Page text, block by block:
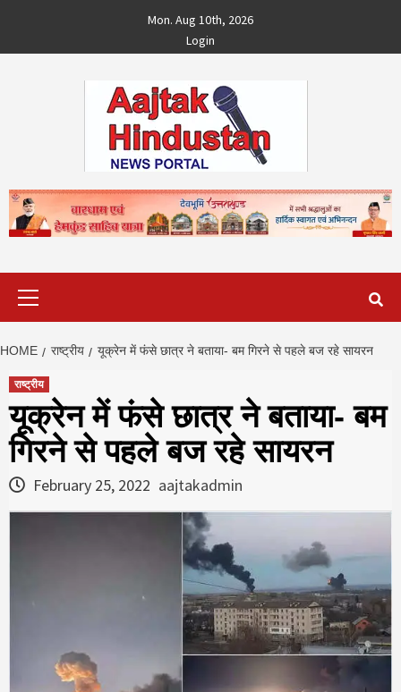
content
Mon. Aug 10th, 2026
Login
HOME राष्ट्रीय यूक्रेन में फंसे छात्र ने बताया- बम गिरने से पहले बज रहे सायरन
राष्ट्रीय
यूक्रेन में फंसे छात्र ने बताया- बम
गिरने से पहले बज रहे सायरन
February 25, 2022 aajtakadmin